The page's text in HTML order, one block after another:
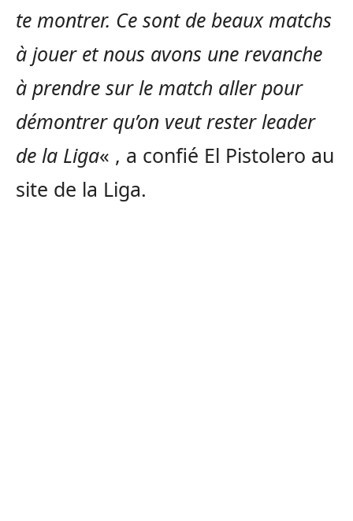
te montrer. Ce sont de beaux matchs
à jouer et nous avons une revanche
à prendre sur le match aller pour
démontrer qu’on veut rester leader
de la Liga« , a confié El Pistolero au
site de la Liga.